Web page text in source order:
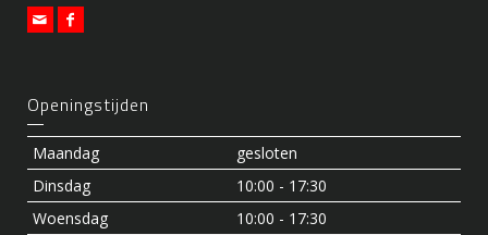
Openingstijden
Maandag
gesloten
Dinsdag
10:00 - 17:30
Woensdag
10:00 - 17:30